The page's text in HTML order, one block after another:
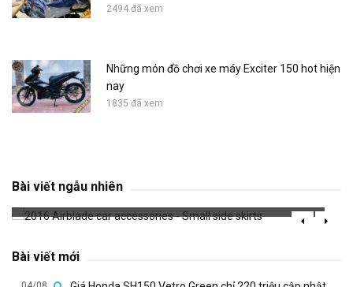
2494 đã xem
Những món đồ chơi xe máy Exciter 150 hot hiện
nay
1835 đã xem
Bài viết ngẫu nhiên
skirts
Bài viết mới